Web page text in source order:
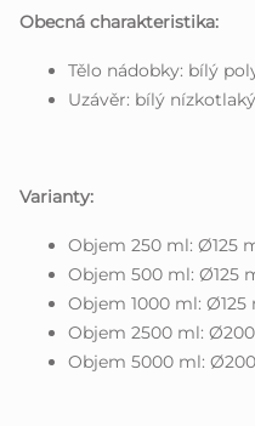
Obecná charakteristika:
Tělo nádobky: bílý
Uzávěr: bílý
Varianty:
Objem 250 ml: Ø125
Objem 500 ml: Ø125
Objem 1000 ml: Ø125
Objem 2500 ml:
Objem 5000 ml: